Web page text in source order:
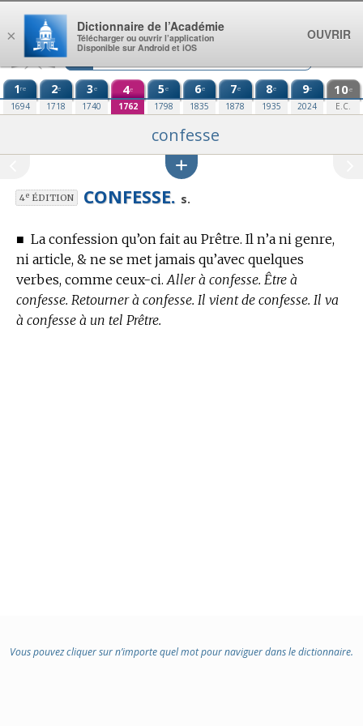
Aller au contenu
1re
1694
2e
1718
3e
1740
4e
1762
5e
1798
6e
1835
7e
1878
8e
1935
9e
2024
10e
E.C.
confesse
4eÉDITION CONFESSE. s.
■ La confession qu’on fait au Prêtre. Il n’a ni genre,
ni article, & ne se met jamais qu’avec quelques
verbes, comme ceux-ci. Aller à confesse. Être à
confesse. Retourner à confesse. Il vient de confesse. Il va
à confesse à un tel Prêtre.
Vous pouvez cliquer sur n’importe quel mot pour naviguer dans le dictionnaire.
×
Dictionnaire de l’Académie
Télécharger ou ouvrir l’application
Disponible sur Android et iOS
OUVRIR